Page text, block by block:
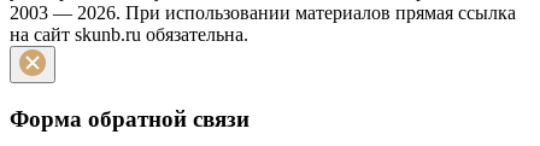
2003 — 2026. При использовании материалов прямая ссылка
на сайт skunb.ru обязательна.
Форма обратной связи